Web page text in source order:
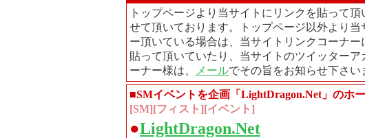
トップページより当サイトにリンクを貼って
せて頂いております。トップページ以外より当
ー頂いている場合は、当サイトリンクコーナ
貼って頂いていたり、当サイトのツイッター
ーナー様は、
メールでその旨をお知らせ下さい
■SMイベントを企画「LightDragon.Net」のホ
[SM][フィスト][イベント]
●LightDragon.Net